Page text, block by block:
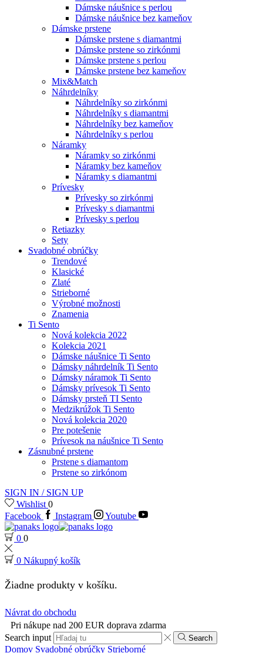
Dámske náušnice s perlou
Dámske náušnice bez kameňov
Dámske prstene
Dámske prstene s diamantmi
Dámske prstene so zirkónmi
Dámske prstene s perlou
Dámske prstene bez kameňov
Mix&Match
Náhrdelníky
Náhrdelníky so zirkónmi
Náhrdelníky s diamantmi
Náhrdelníky bez kameňov
Náhrdelníky s perlou
Náramky
Náramky so zirkónmi
Náramky bez kameňov
Náramky s diamantmi
Prívesky
Prívesky so zirkónmi
Prívesky s diamantmi
Prívesky s perlou
Retiazky
Sety
Svadobné obrúčky
Trendové
Klasické
Zlaté
Strieborné
Výrobné možnosti
Znamenia
Ti Sento
Nová kolekcia 2022
Kolekcia 2021
Dámske náušnice Ti Sento
Dámsky náhrdelník Ti Sento
Dámsky náramok Ti Sento
Dámsky prívesok Ti Sento
Dámsky prsteň TI Sento
Medzikrúžok Ti Sento
Nová kolekcia 2020
Pre potešenie
Prívesok na náušnice Ti Sento
Zásnubné prstene
Prstene s diamantom
Prstene so zirkónom
SIGN IN / SIGN UP
Wishlist 0
Facebook
Instagram Youtube
0 0
0 Nákupný košík
Žiadne produkty v košíku.
Návrat do obchodu
Pri nákupe nad 200 EUR doprava zdarma
Search input
Search
Domov Svadobné obrúčky Strieborné